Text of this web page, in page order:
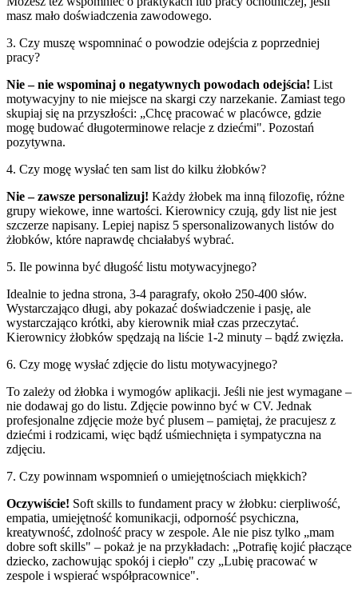
masz mało doświadczenia zawodowego.
3. Czy muszę wspomninać o powodzie odejścia z poprzedniej
pracy?
Nie – nie wspominaj o negatywnych powodach odejścia! List
motywacyjny to nie miejsce na skargi czy narzekanie. Zamiast tego
skupiaj się na przyszłości: „Chcę pracować w placówce, gdzie
mogę budować długoterminowe relacje z dziećmi". Pozostań
pozytywna.
4. Czy mogę wysłać ten sam list do kilku żłobków?
Nie – zawsze personalizuj! Każdy żłobek ma inną filozofię, różne
grupy wiekowe, inne wartości. Kierownicy czują, gdy list nie jest
szczerze napisany. Lepiej napisz 5 spersonalizowanych listów do
żłobków, które naprawdę chciałabyś wybrać.
5. Ile powinna być długość listu motywacyjnego?
Idealnie to jedna strona, 3-4 paragrafy, około 250-400 słów.
Wystarczająco długi, aby pokazać doświadczenie i pasję, ale
wystarczająco krótki, aby kierownik miał czas przeczytać.
Kierownicy żłobków spędzają na liście 1-2 minuty – bądź zwięzła.
6. Czy mogę wysłać zdjęcie do listu motywacyjnego?
To zależy od żłobka i wymogów aplikacji. Jeśli nie jest wymagane –
nie dodawaj go do listu. Zdjęcie powinno być w CV. Jednak
profesjonalne zdjęcie może być plusem – pamiętaj, że pracujesz z
dziećmi i rodzicami, więc bądź uśmiechnięta i sympatyczna na
zdjęciu.
7. Czy powinnam wspomnień o umiejętnościach miękkich?
Oczywiście! Soft skills to fundament pracy w żłobku: cierpliwość,
empatia, umiejętność komunikacji, odporność psychiczna,
kreatywność, zdolność pracy w zespole. Ale nie pisz tylko „mam
dobre soft skills" – pokaż je na przykładach: „Potrafię kojić płaczące
dziecko, zachowując spokój i ciepło" czy „Lubię pracować w
zespole i wspierać współpracownice".